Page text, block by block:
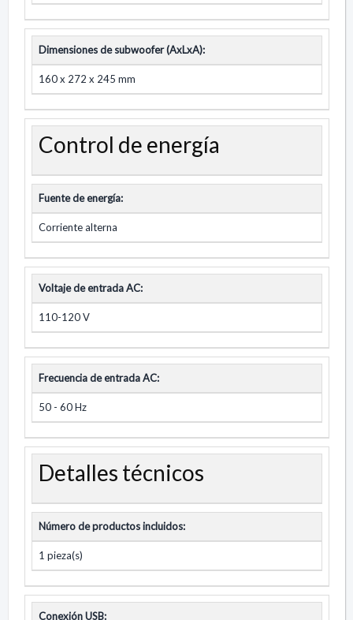
Dimensiones de subwoofer (AxLxA):
160 x 272 x 245 mm
Control de energía
Fuente de energía:
Corriente alterna
Voltaje de entrada AC:
110-120 V
Frecuencia de entrada AC:
50 - 60 Hz
Detalles técnicos
Número de productos incluidos:
1 pieza(s)
Conexión USB: